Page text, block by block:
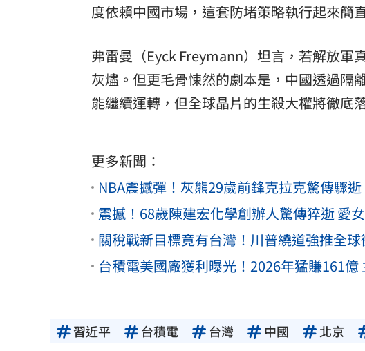
度依賴中國市場，這套防堵策略執行起來簡
弗雷曼（Eyck Freymann）坦言，若解放軍
灰燼。但更毛骨悚然的劇本是，中國透過隔
能繼續運轉，但全球晶片的生殺大權將徹底
更多新聞：
NBA震撼彈！灰熊29歲前鋒克拉克驚傳驟
震撼！68歲陳建宏化學創辦人驚傳猝逝 愛
關稅戰新目標竟有台灣！川普繞道強推全
台積電美國廠獲利曝光！2026年猛賺161
習近平 台積電 台灣 中國 北京